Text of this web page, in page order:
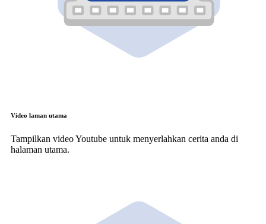
Video laman utama
Tampilkan video Youtube untuk menyerlahkan cerita anda di
halaman utama.